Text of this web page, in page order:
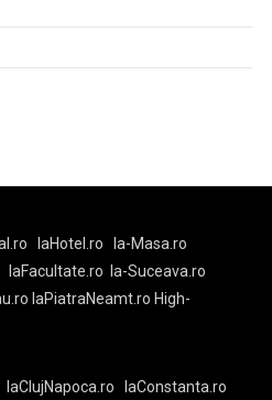
laHotel.ro
la-Masa.ro
laFacultate.ro
la-Suceava.ro
laPiatraNeamt.ro High-
laClujNapoca.ro laConstanta.ro